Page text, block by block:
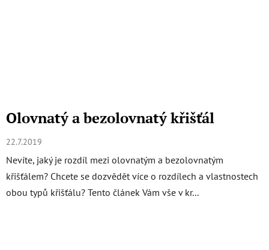
Olovnatý a bezolovnatý křišťál
22.7.2019
Nevíte, jaký je rozdíl mezi olovnatým a bezolovnatým
křišťálem? Chcete se dozvědět více o rozdílech a vlastnostech
obou typů křišťálu? Tento článek Vám vše v kr...